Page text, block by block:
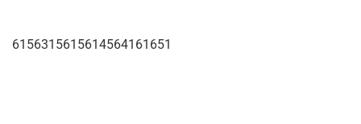
6156315615614564161651